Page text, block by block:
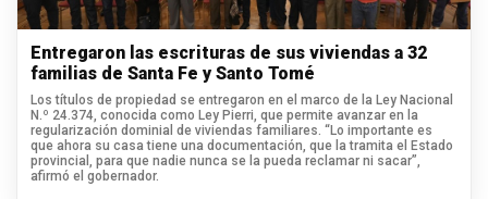
Entregaron las escrituras de sus viviendas a 32
familias de Santa Fe y Santo Tomé
Los títulos de propiedad se entregaron en el marco de la Ley Nacional
N.º 24.374, conocida como Ley Pierri, que permite avanzar en la
regularización dominial de viviendas familiares. “Lo importante es
que ahora su casa tiene una documentación, que la tramita el Estado
provincial, para que nadie nunca se la pueda reclamar ni sacar”,
afirmó el gobernador.